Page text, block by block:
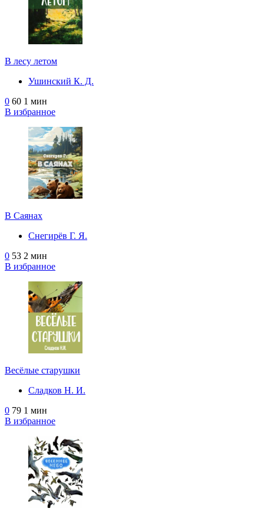
В лесу летом
Ушинский К. Д.
0 60 1 мин
В избранное
В Саянах
Снегирёв Г. Я.
0 53 2 мин
В избранное
Весёлые старушки
Сладков Н. И.
0 79 1 мин
В избранное